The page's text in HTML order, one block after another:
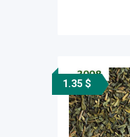
1.35 $